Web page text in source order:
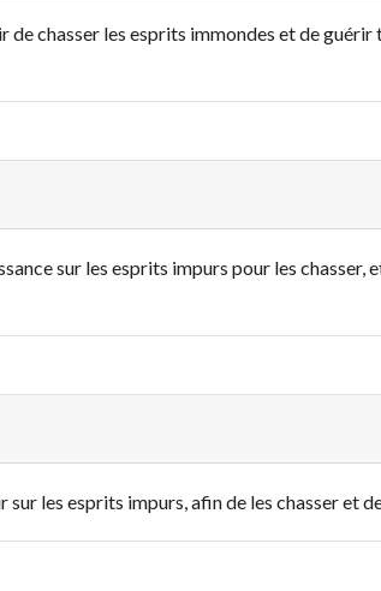
de chasser les esprits immondes et de
sur les esprits impurs pour les
sur les esprits impurs, afin de les chasser